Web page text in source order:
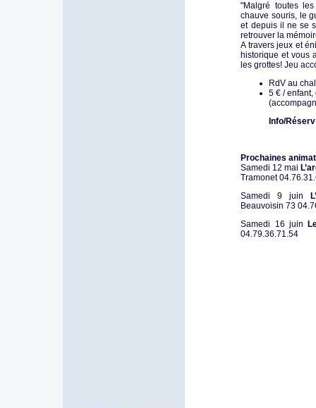
"Malgré toutes
chauve souris, le
et depuis il ne se
retrouver la
A travers jeux et
historique et vous
les grottes! Jeu
RdV au
5 € /
Info/Réserv
Prochaines
Samedi 12 mai
Tramonet
Samedi 9 juin
Beauvoisin 73
Samedi 16 juin
04.79.36.71.54